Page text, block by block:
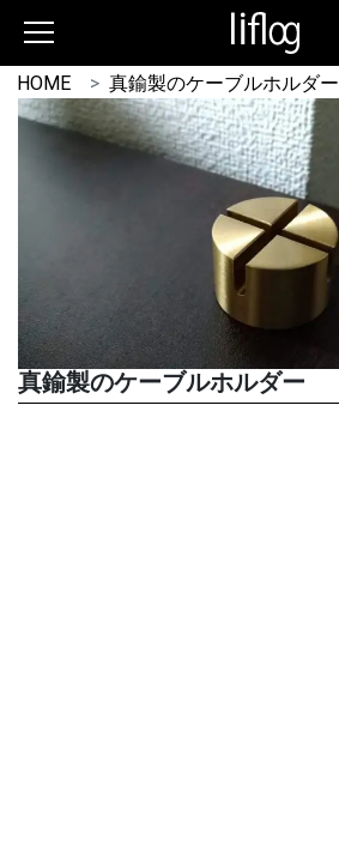
HOME 真鍮製のケーブルホルダー
真鍮製のケーブルホルダー